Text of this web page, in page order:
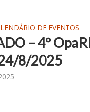
DE EVENTOS
– 4º
8/2025